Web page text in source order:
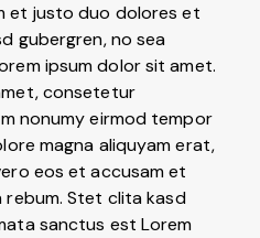
et justo duo dolores et
gubergren, no sea
ipsum dolor sit amet.
consetetur
nonumy eirmod tempor
magna aliquyam erat,
eos et accusam et
Stet clita kasd
sanctus est Lorem